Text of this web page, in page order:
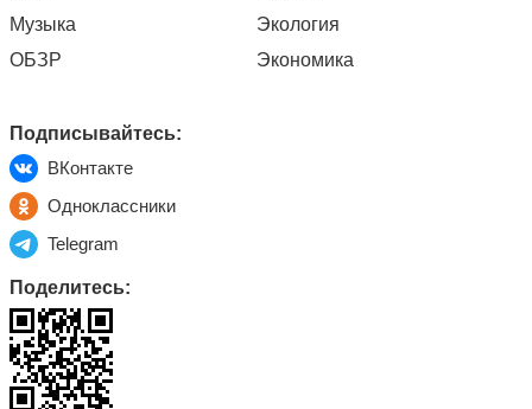
Музыка
ОБЗР
Экология
Экономика
Подписывайтесь:
ВКонтакте
Одноклассники
Telegram
Поделитесь: